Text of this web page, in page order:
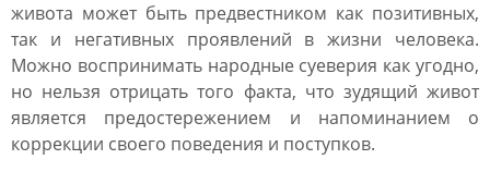
живота может быть предвестником как позитивных,
так и негативных проявлений в жизни человека.
Можно воспринимать народные суеверия как угодно,
но нельзя отрицать того факта, что зудящий живот
является предостережением и напоминанием о
коррекции своего поведения и поступков.